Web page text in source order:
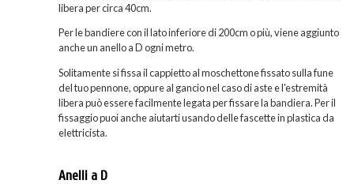
libera per circa 40cm.
Per le bandiere con il lato inferiore di 200cm o più, viene aggiunto
anche un anello a D ogni metro.
Solitamente si fissa il cappietto al moschettone fissato sulla fune
del tuo pennone, oppure al gancio nel caso di aste e l'estremità
libera può essere facilmente legata per fissare la bandiera. Per il
fissaggio puoi anche aiutarti usando delle fascette in plastica da
elettricista.
Anelli a D